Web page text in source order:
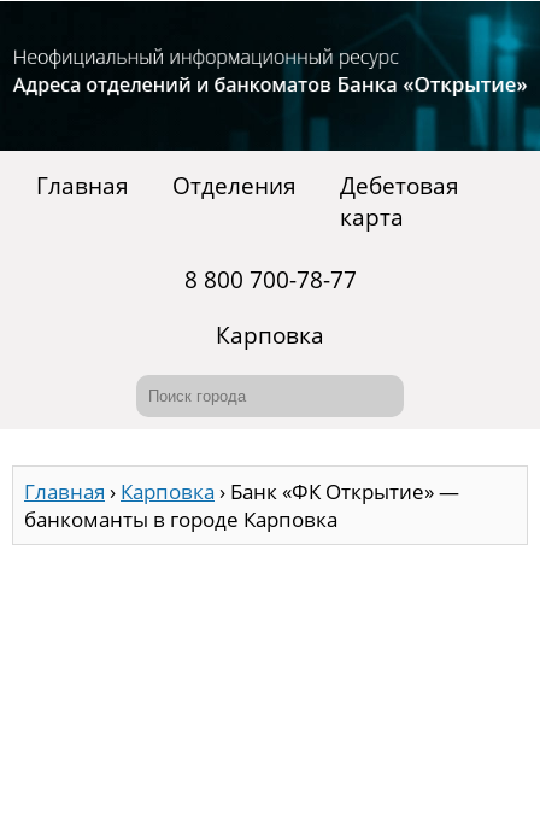
Главная Отделения
Дебетовая
карта
8 800 700-78-77
Карповка
Главная › Карповка › Банк «ФК Открытие» —
банкоманты в городе Карповка